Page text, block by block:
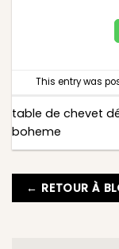
This entry was
table de chevet
boheme
← RETOUR À